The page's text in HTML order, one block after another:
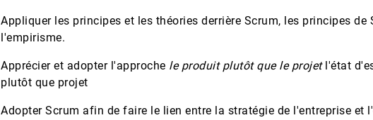
Appliquer les principes et les théories derrière Scrum, les principes de
l'empirisme.
Apprécier et adopter l'approche le produit plutôt que le projetl'état
plutôt que projet
Adopter Scrum afin de faire le lien entre la stratégie de l'entreprise et